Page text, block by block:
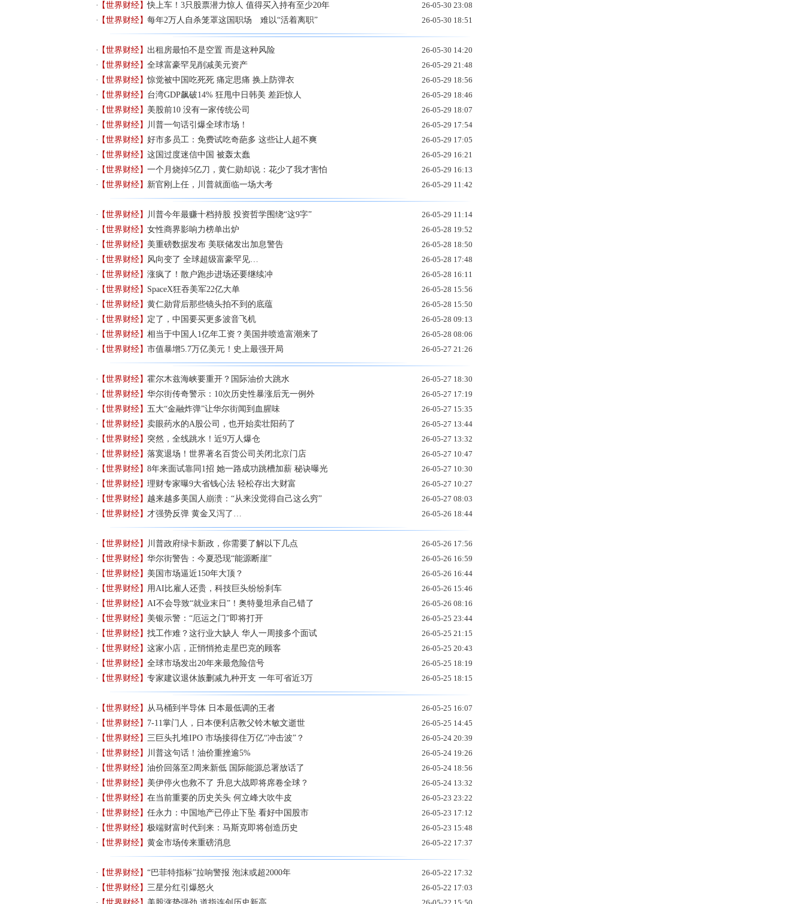
【世界财经】快上车！3只股票潜力惊人 值得买入持有至少20年
26-05-30 23:08
【世界财经】每年2万人自杀笼罩这国职场 难以“活着离职” 26-05-30 18:51
【世界财经】出租房最怕不是空置 而是这种风险
26-05-30 14:20
【世界财经】全球富豪罕见削减美元资产
26-05-29 21:48
【世界财经】惊觉被中国吃死死 痛定思痛 换上防弹衣
26-05-29 18:56
【世界财经】台湾GDP飙破14% 狂甩中日韩美 差距惊人
26-05-29 18:46
【世界财经】美股前10 没有一家传统公司
26-05-29 18:07
【世界财经】 川普一句话引爆全球市场！
26-05-29 17:54
【世界财经】好市多员工：免费试吃奇葩多 这些让人超不爽
26-05-29 17:05
【世界财经】这国过度迷信中国 被轰太蠢
26-05-29 16:21
【世界财经】一个月烧掉5亿刀，黄仁勋却说：花少了我才害怕
26-05-29 16:13
【世界财经】新官刚上任，川普就面临一场大考 26-05-29 11:42
【世界财经】 川普今年最赚十档持股 投资哲学围绕“这9字”
26-05-29 11:14
【世界财经】女性商界影响力榜单出炉
26-05-28 19:52
【世界财经】美重磅数据发布 美联储发出加息警告
26-05-28 18:50
【世界财经】风向变了 全球超级富豪罕见…
26-05-28 17:48
【世界财经】涨疯了！散户跑步进场还要继续冲
26-05-28 16:11
【世界财经】SpaceX狂吞美军22亿大单
26-05-28 15:56
【世界财经】黄仁勋背后那些镜头拍不到的底蕴
26-05-28 15:50
【世界财经】定了，中国要买更多波音飞机
26-05-28 09:13
【世界财经】相当于中国人1亿年工资？美国井喷造富潮来了
26-05-28 08:06
【世界财经】市值暴增5.7万亿美元！史上最强开局 26-05-27 21:26
【世界财经】霍尔木兹海峡要重开？国际油价大跳水
26-05-27 18:30
【世界财经】华尔街传奇警示：10次历史性暴涨后无一例外
26-05-27 17:19
【世界财经】五大“金融炸弹”让华尔街闻到血腥味
26-05-27 15:35
【世界财经】卖眼药水的A股公司，也开始卖壮阳药了
26-05-27 13:44
【世界财经】突然，全线跳水！近9万人爆仓
26-05-27 13:32
【世界财经】落寞退场！世界著名百货公司关闭北京门店
26-05-27 10:47
【世界财经】8年来面试靠同1招 她一路成功跳槽加薪 秘诀曝光
26-05-27 10:30
【世界财经】理财专家曝9大省钱心法 轻松存出大财富
26-05-27 10:27
【世界财经】越来越多美国人崩溃：“从来没觉得自己这么穷”
26-05-27 08:03
【世界财经】才强势反弹 黄金又泻了… 26-05-26 18:44
【世界财经】 川普政府绿卡新政，你需要了解以下几点
26-05-26 17:56
【世界财经】华尔街警告：今夏恐现“能源断崖”
26-05-26 16:59
【世界财经】美国市场逼近150年大顶？
26-05-26 16:44
【世界财经】用AI比雇人还贵，科技巨头纷纷刹车
26-05-26 15:46
【世界财经】AI不会导致“就业末日”！奥特曼坦承自己错了
26-05-26 08:16
【世界财经】美银示警：“厄运之门”即将打开
26-05-25 23:44
【世界财经】找工作难？这行业大缺人 华人一周接多个面试
26-05-25 21:15
【世界财经】这家小店，正悄悄抢走星巴克的顾客
26-05-25 20:43
【世界财经】全球市场发出20年来最危险信号
26-05-25 18:19
【世界财经】专家建议退休族删减九种开支 一年可省近3万 26-05-25 18:15
【世界财经】从马桶到半导体 日本最低调的王者
26-05-25 16:07
【世界财经】7-11掌门人，日本便利店教父铃木敏文逝世
26-05-25 14:45
【世界财经】三巨头扎堆IPO 市场接得住万亿“冲击波”？
26-05-24 20:39
【世界财经】 川普这句话！油价重挫逾5%
26-05-24 19:26
【世界财经】油价回落至2周来新低 国际能源总署放话了
26-05-24 18:56
【世界财经】美伊停火也救不了 升息大战即将席卷全球？
26-05-24 13:32
【世界财经】在当前重要的历史关头 何立峰大吹牛皮
26-05-23 23:22
【世界财经】任永力：中国地产已停止下坠 看好中国股市
26-05-23 17:12
【世界财经】极端财富时代到来：马斯克即将创造历史
26-05-23 15:48
【世界财经】黄金市场传来重磅消息 26-05-22 17:37
【世界财经】“巴菲特指标”拉响警报 泡沫或超2000年
26-05-22 17:32
【世界财经】三星分红引爆怒火
26-05-22 17:03